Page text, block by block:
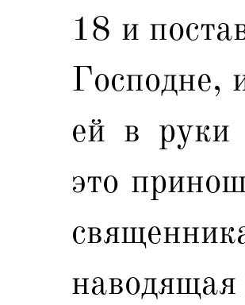
18 и
Господне,
ей в руки
это
наводящая